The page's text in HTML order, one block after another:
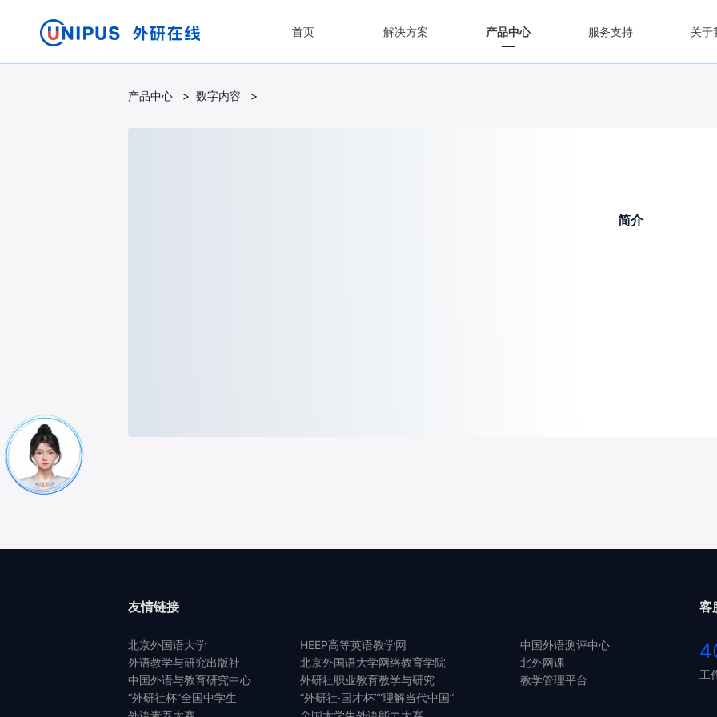
首页 解决方案 产品中心 服务支持 关于
产品中心 > 数字内容 >
简介
友情链接
北京外国语大学
外语教学与研究出版社
中国外语与教育研究中心
“外研社杯”全国中学生
HEEP高等英语教学网
北京外国语大学网络教育学院
外研社职业教育教学与研究
“外研社·国才杯”“理解当代中国”
中国外语测评中心
北外网课
教学管理平台
客
工